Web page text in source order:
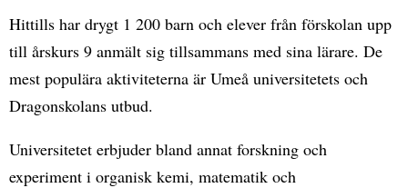
Hittills har drygt 1 200 barn och elever från förskolan upp
till årskurs 9 anmält sig tillsammans med sina lärare. De
mest populära aktiviteterna är Umeå universitetets och
Dragonskolans utbud.
Universitetet erbjuder bland annat forskning och
experiment i organisk kemi, matematik och